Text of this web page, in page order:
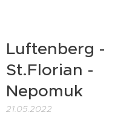
Luftenberg -
St.Florian -
Nepomuk
21.05.2022